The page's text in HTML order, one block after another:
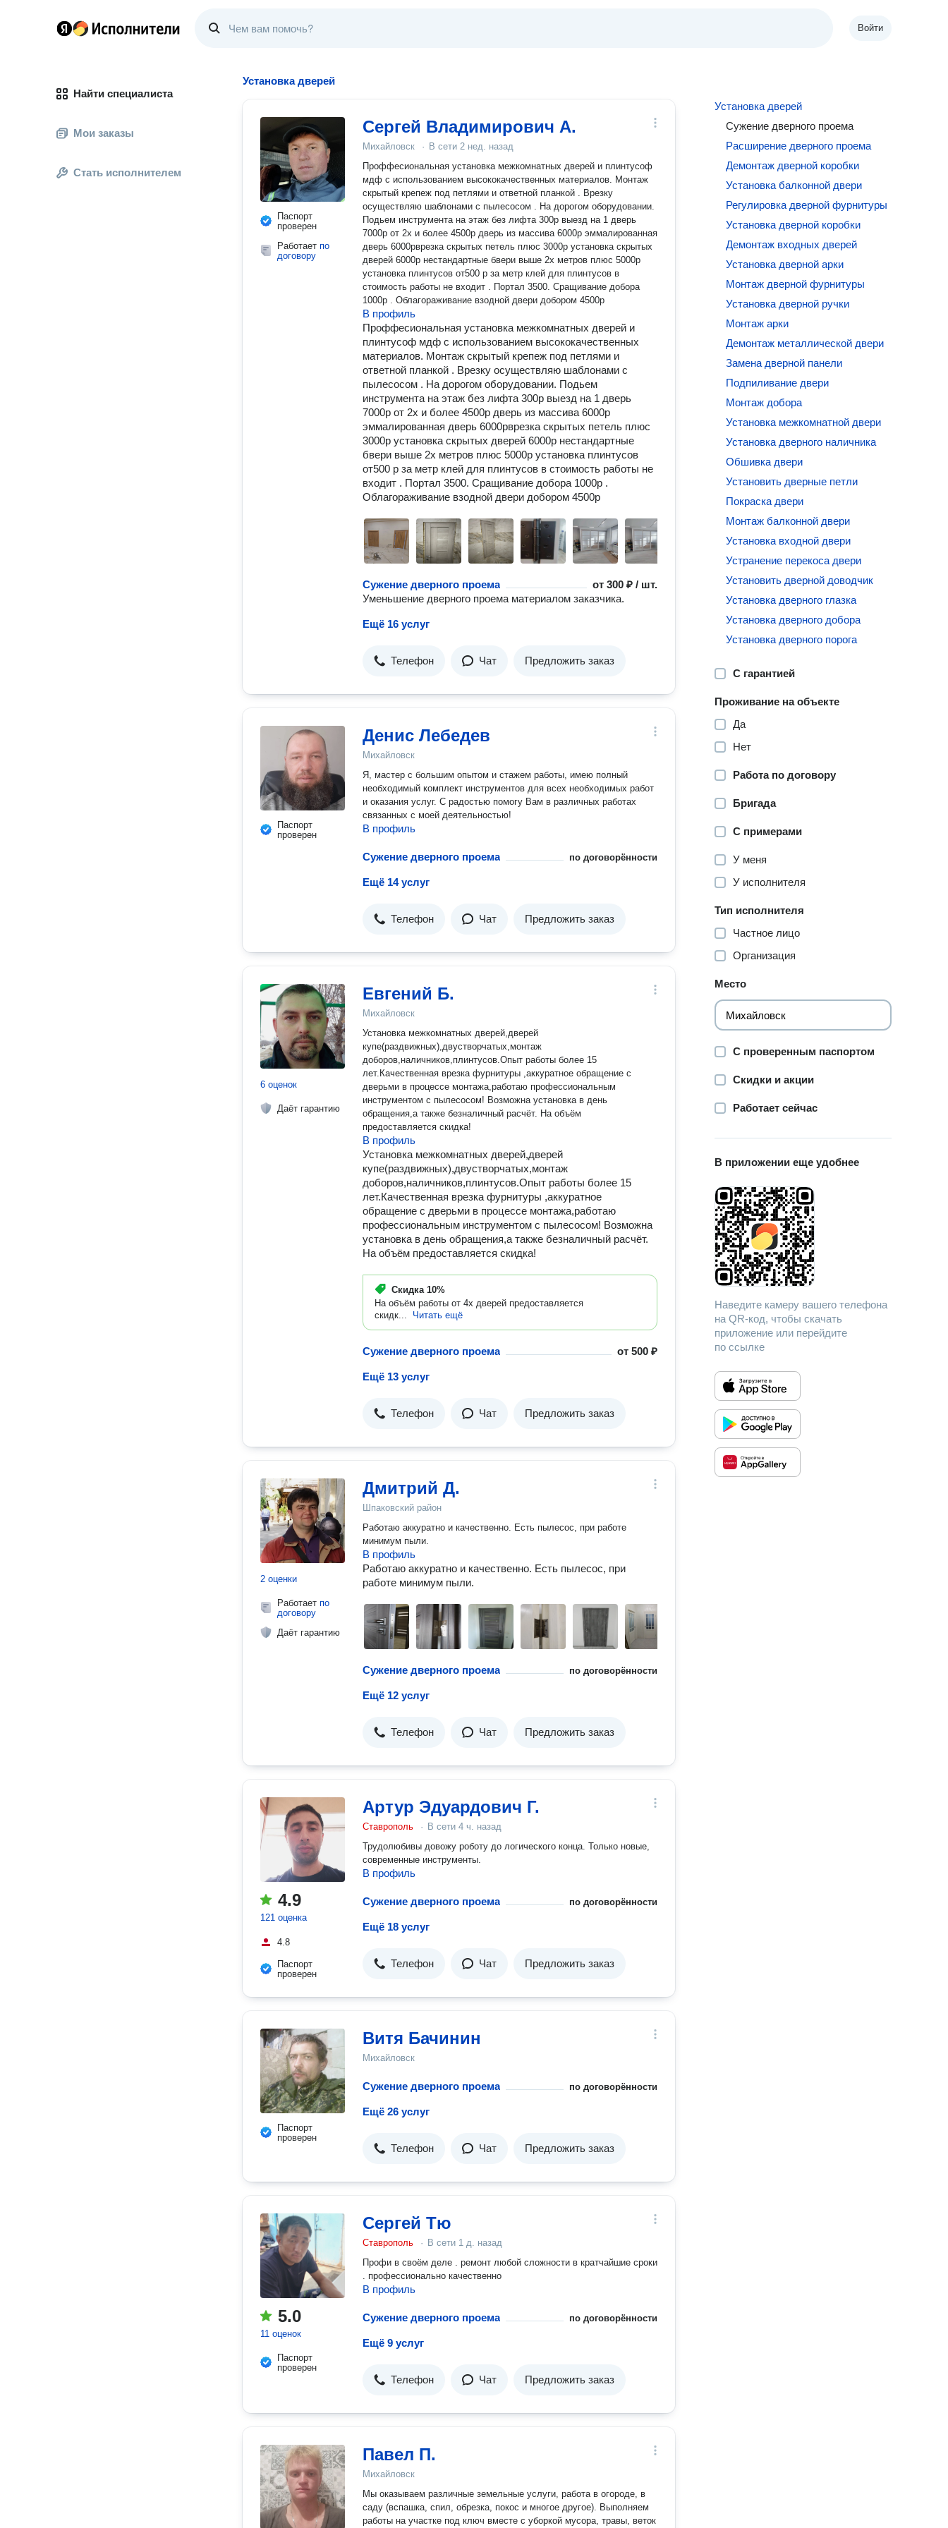
Войти
Найти специалиста
Мои заказы
Стать исполнителем
Установка дверей
Паспорт
проверен
Работает по
договору
Сергей Владимирович А.
Михайловск · В сети 2 нед. назад
Проффесиональная установка межкомнатных дверей и плинтусоф
мдф с использованием высококачественных материалов. Монтаж
скрытый крепеж под петлями и ответной планкой . Врезку
осуществляю шаблонами с пылесосом . На дорогом оборудовании.
Подьем инструмента на этаж без лифта 300р выезд на 1 дверь
7000р от 2х и более 4500р дверь из массива 6000р эммалированная
дверь 6000рврезка скрытых петель плюс 3000р установка скрытых
дверей 6000р нестандартные бвери выше 2х метров плюс 5000р
установка плинтусов от500 р за метр клей для плинтусов в
стоимость работы не входит . Портал 3500. Сращивание добора
1000р . Облагораживание взодной двери добором 4500р
В профиль
Проффесиональная установка межкомнатных дверей и
плинтусоф мдф с использованием высококачественных
материалов. Монтаж скрытый крепеж под петлями и
ответной планкой . Врезку осуществляю шаблонами с
пылесосом . На дорогом оборудовании. Подьем
инструмента на этаж без лифта 300р выезд на 1 дверь
7000р от 2х и более 4500р дверь из массива 6000р
эммалированная дверь 6000рврезка скрытых петель плюс
3000р установка скрытых дверей 6000р нестандартные
бвери выше 2х метров плюс 5000р установка плинтусов
от500 р за метр клей для плинтусов в стоимость работы не
входит . Портал 3500. Сращивание добора 1000р .
Облагораживание взодной двери добором 4500р
Сужение дверного проема от300 ₽ / шт.
Уменьшение дверного проема материалом заказчика.
Ещё 16 услуг
Телефон Чат Предложить заказ
Паспорт
проверен
Денис Лебедев
Михайловск
Я, мастер с большим опытом и стажем работы, имею полный
необходимый комплект инструментов для всех необходимых работ
и оказания услуг. С радостью помогу Вам в различных работах
связанных с моей деятельностью!
В профиль
Сужение дверного проема по договорённости
Ещё 14 услуг
Телефон Чат Предложить заказ
6 оценок
Даёт гарантию
Евгений Б.
Михайловск
Установка межкомнатных дверей,дверей
купе(раздвижных),двустворчатых,монтаж
доборов,наличников,плинтусов.Опыт работы более 15
лет.Качественная врезка фурнитуры ,аккуратное обращение с
дверьми в процессе монтажа,работаю профессиональным
инструментом с пылесосом! Возможна установка в день
обращения,а также безналичный расчёт. На объём
предоставляется скидка!
В профиль
Установка межкомнатных дверей,дверей
купе(раздвижных),двустворчатых,монтаж
доборов,наличников,плинтусов.Опыт работы более 15
лет.Качественная врезка фурнитуры ,аккуратное
обращение с дверьми в процессе монтажа,работаю
профессиональным инструментом с пылесосом! Возможна
установка в день обращения,а также безналичный расчёт.
На объём предоставляется скидка!
Скидка 10%
На объём работы от 4х дверей предоставляется
скидк...
Читать ещё
Сужение дверного проема от500 ₽
Ещё 13 услуг
Телефон Чат Предложить заказ
2 оценки
Работает по
договору
Даёт гарантию
Дмитрий Д.
Шпаковский район
Работаю аккуратно и качественно. Есть пылесос, при работе
минимум пыли.
В профиль
Работаю аккуратно и качественно. Есть пылесос, при
работе минимум пыли.
Сужение дверного проема по договорённости
Ещё 12 услуг
Телефон Чат Предложить заказ
4.9
121 оценка
4.8
Паспорт
проверен
Артур Эдуардович Г.
Ставрополь · В сети 4 ч. назад
Трудолюбивы довожу роботу до логического конца. Только новые,
современные инструменты.
В профиль
Сужение дверного проема по договорённости
Ещё 18 услуг
Телефон Чат Предложить заказ
Паспорт
проверен
Витя Бачинин
Михайловск
Сужение дверного проема по договорённости
Ещё 26 услуг
Телефон Чат Предложить заказ
5.0
11 оценок
Паспорт
проверен
Сергей Тю
Ставрополь · В сети 1 д. назад
Профи в своём деле . ремонт любой сложности в кратчайшие сроки
. профессионально качественно
В профиль
Сужение дверного проема по договорённости
Ещё 9 услуг
Телефон Чат Предложить заказ
Павел П.
Михайловск
Мы оказываем различные земельные услуги, работа в огороде, в
саду (вспашка, спил, обрезка, покос и многое другое). Выполняем
работы на участке под ключ вместе с уборкой мусора, травы, веток
Установка дверей
Сужение дверного проема
Расширение дверного проема
Демонтаж дверной коробки
Установка балконной двери
Регулировка дверной фурнитуры
Установка дверной коробки
Демонтаж входных дверей
Установка дверной арки
Монтаж дверной фурнитуры
Установка дверной ручки
Монтаж арки
Демонтаж металлической двери
Замена дверной панели
Подпиливание двери
Монтаж добора
Установка межкомнатной двери
Установка дверного наличника
Обшивка двери
Установить дверные петли
Покраска двери
Монтаж балконной двери
Установка входной двери
Устранение перекоса двери
Установить дверной доводчик
Установка дверного глазка
Установка дверного добора
Установка дверного порога
С гарантией
Проживание на объекте
Да
Нет
Работа по договору
Бригада
С примерами
У меня
У исполнителя
Тип исполнителя
Частное лицо
Организация
Место
С проверенным паспортом
Скидки и акции
Работает сейчас
В приложении еще удобнее
Наведите камеру вашего телефона
на QR-код, чтобы скачать
приложение или перейдите
по ссылке